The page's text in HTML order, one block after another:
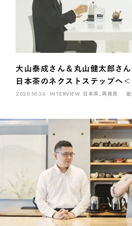
大山泰成さん＆丸山健太郎さ
日本茶のネクストステップへ
2020.10.30 INTERVIEW 日本茶、再発見